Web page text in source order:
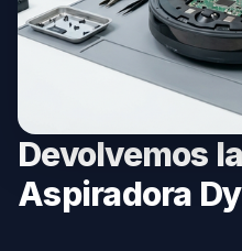
Devolvemos
Aspiradora